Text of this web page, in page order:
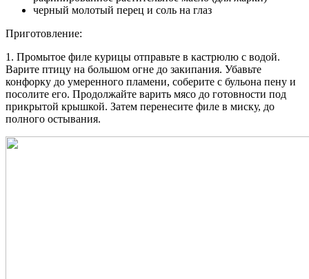
черный молотый перец и соль на глаз
Приготовление:
1. Промытое филе курицы отправьте в кастрюлю с водой.
Варите птицу на большом огне до закипания. Убавьте
конфорку до умеренного пламени, соберите с бульона пену и
посолите его. Продолжайте варить мясо до готовности под
прикрытой крышкой. Затем перенесите филе в миску, до
полного остывания.